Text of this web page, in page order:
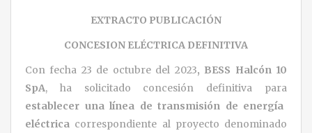
EXTRACTO PUBLICACIÓN
CONCESION ELÉCTRICA DEFINITIVA
Con fecha 23 de octubre del 2023, BESS Halcón 10
SpA, ha solicitado concesión definitiva para
establecer una línea de transmisión de energía
eléctrica correspondiente al proyecto denominado